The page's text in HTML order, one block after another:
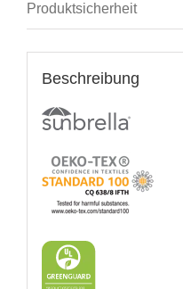
Produktsicherheit
Beschreibung